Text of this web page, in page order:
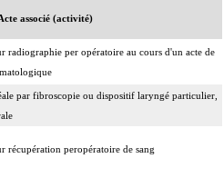
associé (activité)
radiographie per opératoire au cours d'un acte de
par fibroscopie ou dispositif laryngé particulier,
récupération peropératoire de sang